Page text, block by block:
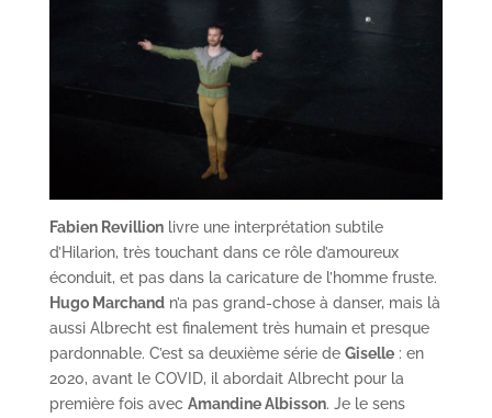
Fabien Revillionlivre une interprétation subtile
d’Hilarion, très touchant dans ce rôle d’amoureux
éconduit, et pas dans la caricature de l’homme fruste.
Hugo Marchandn’a pas grand-chose à danser, mais là
aussi Albrecht est finalement très humain et presque
pardonnable. C’est sa deuxième série de Giselle: en
2020, avant le COVID, il abordait Albrecht pour la
première fois avec Amandine Albisson. Je le sens